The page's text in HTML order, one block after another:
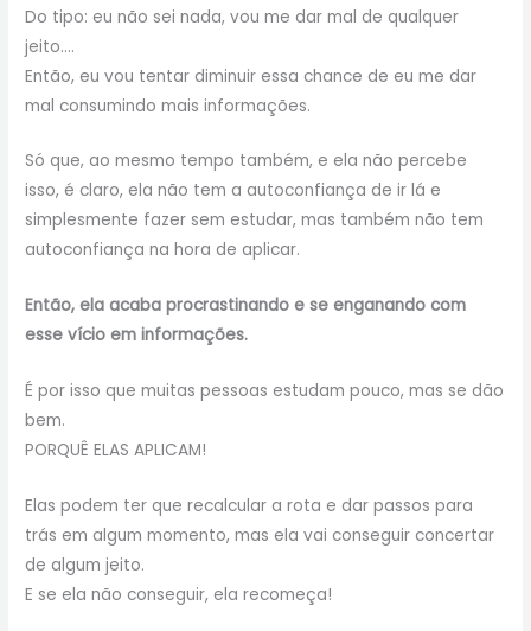
Do tipo: eu não sei nada, vou me dar mal de qualquer
jeito….
Então, eu vou tentar diminuir essa chance de eu me dar
mal consumindo mais informações.
Só que, ao mesmo tempo também, e ela não percebe
isso, é claro, ela não tem a autoconfiança de ir lá e
simplesmente fazer sem estudar, mas também não tem
autoconfiança na hora de aplicar.
Então, ela acaba procrastinando e se enganando com
esse vício em informações.
É por isso que muitas pessoas estudam pouco, mas se dão
bem.
PORQUÊ ELAS APLICAM!
Elas podem ter que recalcular a rota e dar passos para
trás em algum momento, mas ela vai conseguir concertar
de algum jeito.
E se ela não conseguir, ela recomeça!